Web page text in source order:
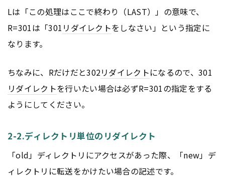
Lは「この処理はここで終わり（LAST）」の意味で、
R=301は「301 リダイレクトをしなさい」という指定に
なります。
ちなみに、Rだけだと302リダイレクトになるので、301
リダイレクトを行いたい場合は必ずR=301の指定をする
ようにしてください。
2-2.ディレクトリ単位のリダイレクト
「old」ディレクトリにアクセスがあった際、「new」デ
ィレクトリに転送をかけたい場合の記述です。